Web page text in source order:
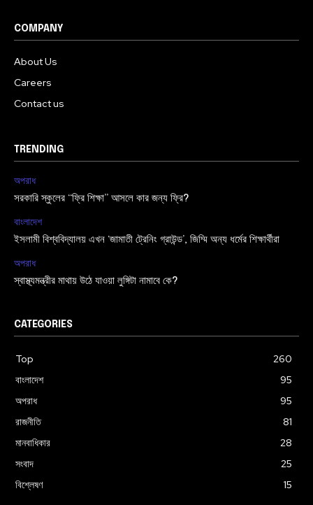
COMPANY
About Us
Careers
Contact us
TRENDING
অপরাধ
সরকারি স্কুলের “ফ্রি শিক্ষা” আসলে কার জন্য ফ্রি?
বাংলাদেশ
ইসলামী বিশ্ববিদ্যালয় এখন ‘জামাতী ট্রেনিং গ্রাউন্ড’, জিম্মি অন্য ধর্মের শিক্ষার্থীরা
অপরাধ
স্বাস্থ্যমন্ত্রীর মাথায় উঠে যাওয়া লুঙ্গিটা নামাবে কে?
CATEGORIES
Top
260
বাংলাদেশ
95
অপরাধ
95
রাজনীতি
81
মানবাধিকার
28
সংবাদ
25
বিশ্লেষণ
15